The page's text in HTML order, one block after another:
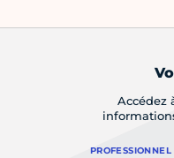
Accédez
PROFESSIONNEL